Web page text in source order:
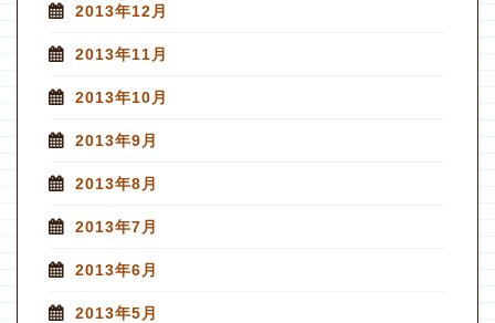
2013年12月
2013年11月
2013年10月
2013年9月
2013年8月
2013年7月
2013年6月
2013年5月